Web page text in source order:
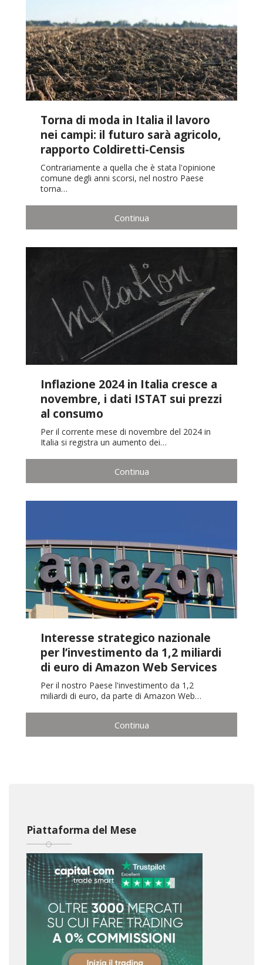
Torna di moda in Italia il lavoro
nei campi: il futuro sarà agricolo,
rapporto Coldiretti-Censis
Contrariamente a quella che è stata l'opinione
comune degli anni scorsi, nel nostro Paese
torna…
Continua
Inflazione 2024 in Italia cresce a
novembre, i dati ISTAT sui prezzi
al consumo
Per il corrente mese di novembre del 2024 in
Italia si registra un aumento dei…
Continua
Interesse strategico nazionale
per l’investimento da 1,2 miliardi
di euro di Amazon Web Services
Per il nostro Paese l'investimento da 1,2
miliardi di euro, da parte di Amazon Web…
Continua
Piattaforma del Mese